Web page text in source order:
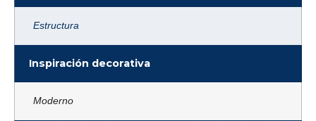
Estructura
Inspiración decorativa
Moderno